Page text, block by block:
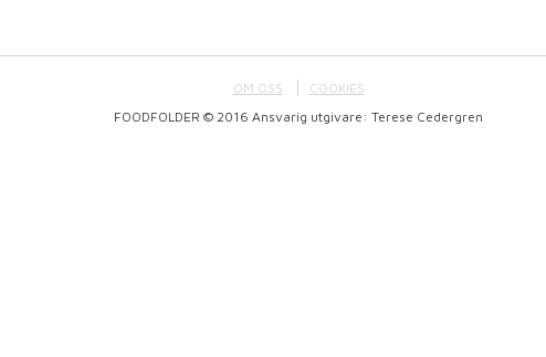
OM OSS
COOKIES
FOODFOLDER © 2016 Ansvarig utgivare: Terese Cedergren